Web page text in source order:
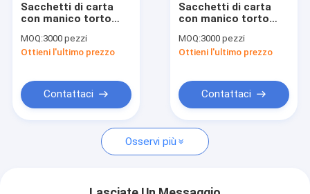
Sacchetti di carta eco
Sacchi di carta di Kraft
Sacchetti di carta
con manico torto
carta Kraft riciclabili
personalizzati
MOQ:3000 pezzi
Ottieni l'ultimo prezzo
Contattaci
Sacchetti di carta
con manico torto
carta kraft resistenti
MOQ:3000 pezzi
Ottieni l'ultimo prezzo
Contattaci
Osservi più